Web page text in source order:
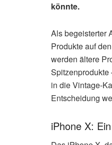
könnte.
Als begeisterter
Produkte auf
werden ältere
Spitzenprodukte
in die Vintage-
Entscheidung
iPhone X: